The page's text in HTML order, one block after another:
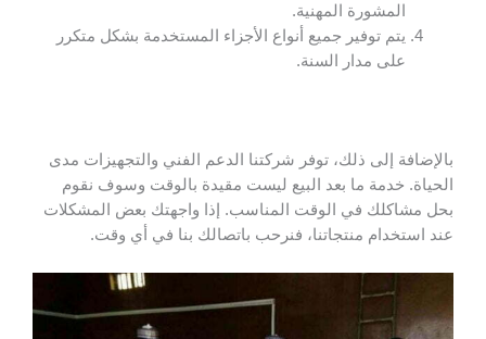
المشورة المهنية.
يتم توفير جميع أنواع الأجزاء المستخدمة بشكل متكرر
على مدار السنة.
بالإضافة إلى ذلك، توفر شركتنا الدعم الفني والتجهيزات مدى
الحياة. خدمة ما بعد البيع ليست مقيدة بالوقت وسوف نقوم
بحل مشاكلك في الوقت المناسب. إذا واجهتك بعض المشكلات
عند استخدام منتجاتنا، فنرحب باتصالك بنا في أي وقت.